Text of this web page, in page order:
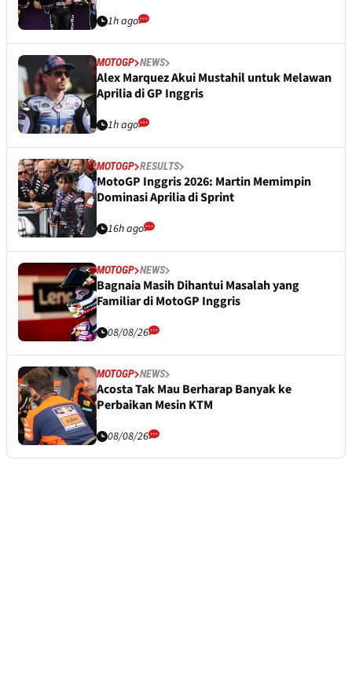
1h ago
MOTOGP NEWS
Alex Marquez Akui Mustahil untuk Melawan
Aprilia di GP Inggris
1h ago
MOTOGP RESULTS
MotoGP Inggris 2026: Martin Memimpin
Dominasi Aprilia di Sprint
16h ago
MOTOGP NEWS
Bagnaia Masih Dihantui Masalah yang
Familiar di MotoGP Inggris
08/08/26
MOTOGP NEWS
Acosta Tak Mau Berharap Banyak ke
Perbaikan Mesin KTM
08/08/26